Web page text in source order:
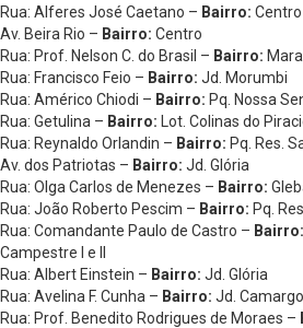
Rua: Alferes José Caetano – Bairro: Centro
Av. Beira Rio – Bairro: Centro
Rua: Prof. Nelson C. do Brasil – Bairro:
Rua: Francisco Feio – Bairro: Jd. Morumbi
Rua: Américo Chiodi – Bairro: Pq. Nossa
Rua: Getulina – Bairro: Lot. Colinas do
Rua: Reynaldo Orlandin – Bairro: Pq. Res.
Av. dos Patriotas – Bairro: Jd. Glória
Rua: Olga Carlos de Menezes – Bairro:
Rua: João Roberto Pescim – Bairro: Pq.
Rua: Comandante Paulo de Castro – Bairro:
Campestre I e II
Rua: Albert Einstein – Bairro: Jd. Glória
Rua: Avelina F. Cunha – Bairro: Jd. Camargo
Rua: Prof. Benedito Rodrigues de Moraes –